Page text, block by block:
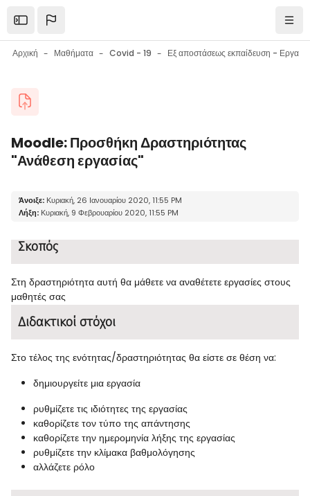
Open the sidebar
Αρχική Μαθήματα Covid - 19
Μπλοκ
Moodle: Προσθήκη Δραστηριότητας
"Ανάθεση εργασίας"
Μπλοκ
Απαιτήσεις ολοκλήρωσης
Άνοιξε: Κυριακή, 26 Ιανουαρίου 2020, 11:55 PM
Λήξη: Κυριακή, 9 Φεβρουαρίου 2020, 11:55 PM
Σκοπός
Στη δραστηριότητα αυτή θα μάθετε να αναθέτετε εργασίες στους
μαθητές σας
Διδακτικοί στόχοι
Στο τέλος της ενότητας/δραστηριότητας θα είστε σε θέση να:
δημιουργείτε μια εργασία
ρυθμίζετε τις ιδιότητες της εργασίας
καθορίζετε τον τύπο της απάντησης
καθορίζετε την ημερομηνία λήξης της εργασίας
ρυθμίζετε την κλίμακα βαθμολόγησης
αλλάζετε ρόλο